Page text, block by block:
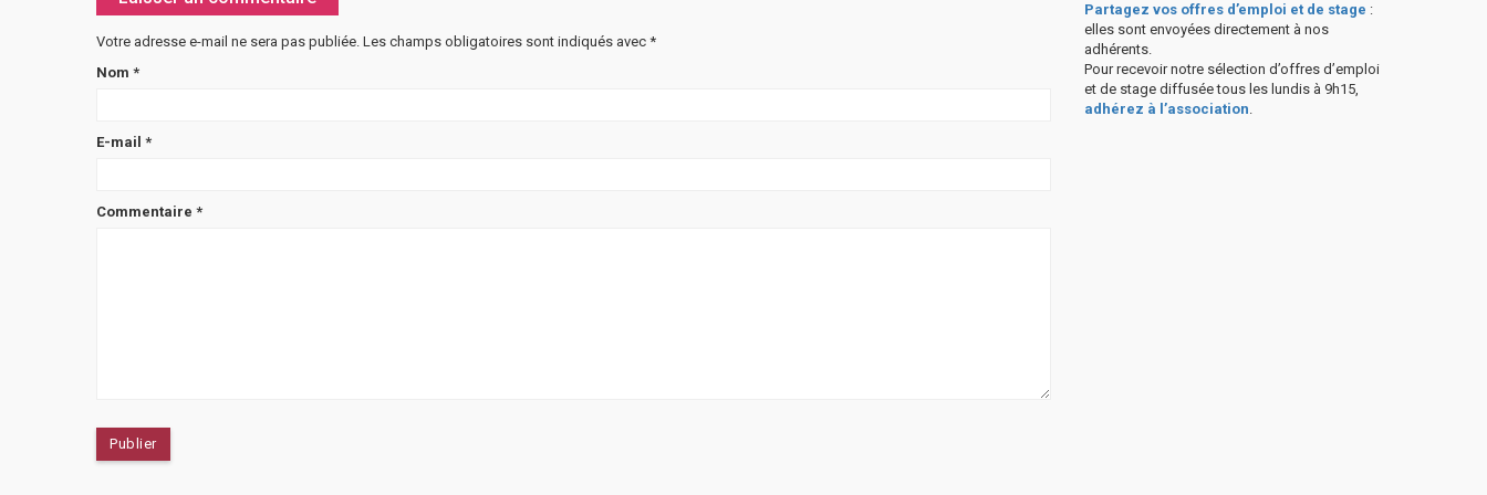
Votre adresse e-mail ne sera pas publiée. Les champs obligatoires sont indiqués avec *
Nom *
E-mail *
Commentaire *
Partagez vos offres d’emploi et de stage :
elles sont envoyées directement à nos
adhérents.
Pour recevoir notre sélection d’offres d’emploi
et de stage diffusée tous les lundis à 9h15,
adhérez à l’association.